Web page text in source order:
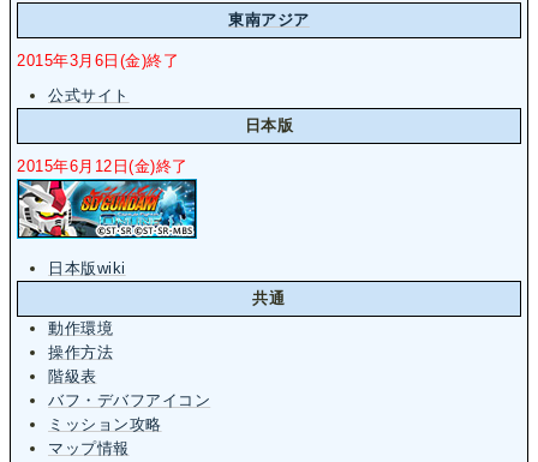
東南アジア
2015年3月6日(金)終了
公式サイト
日本版
2015年6月12日(金)終了
日本版wiki
共通
動作環境
操作方法
階級表
バフ・デバフアイコン
ミッション攻略
マップ情報